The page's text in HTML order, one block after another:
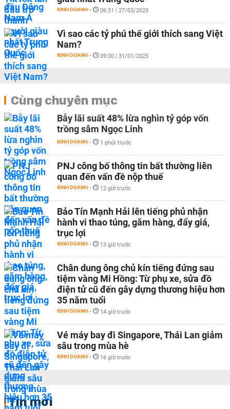
KINH DOANH - 06:31 | 27/03/2025
Vì sao các tỷ phú thế giới thích sang Việt
Nam?
KINH DOANH - 09:00 | 31/01/2025
Cùng chuyên mục
Bẫy lãi suất 48% lừa nghìn tỷ góp vốn
trồng sâm Ngọc Linh
KINH DOANH - 1 phút trước
PNJ công bố thông tin bất thường liên
quan đến vấn đề nộp thuế
KINH DOANH - 12 giờ trước
Bảo Tín Mạnh Hải lên tiếng phủ nhận
hành vi thao túng, găm hàng, đẩy giá,
trục lợi
KINH DOANH - 13 giờ trước
Chân dung ông chủ kín tiếng đứng sau
tiệm vàng Mi Hồng: Từ phụ xe, sửa đồ
điện tử cũ đến gây dựng thương hiệu hơn
35 năm tuổi
KINH DOANH - 14 giờ trước
Vé máy bay đi Singapore, Thái Lan giảm
sâu trong mùa hè
KINH DOANH - 16 giờ trước
Tin mới